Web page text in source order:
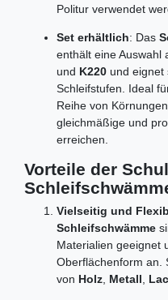
Politur verwendet
Set erhältlich: Das
enthält eine Auswahl
und K220 und eignet
Schleifstufen. Ideal
Reihe von
gleichmäßige und
erreichen.
Vorteile der
Vielseitig und
Schleifschwämme
Materialien geeignet
Oberflächenform an.
von Holz, Metall,